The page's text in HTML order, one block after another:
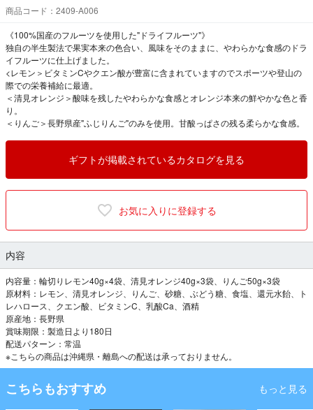
商品コード：2409-A006
《100%国産のフルーツを使用した"ドライフルーツ"》
独自の半生製法で果実本来の色合い、風味をそのままに、やわらかな食感のドラ
イフルーツに仕上げました。
<レモン＞ビタミンCやクエン酸が豊富に含まれていますのでスポーツや登山の
際での栄養補給に最適。
＜清見オレンジ＞酸味を残したやわらかな食感とオレンジ本来の鮮やかな色と香
り。
＜りんご＞長野県産"ふじりんご"のみを使用。甘酸っぱさの残る柔らかな食感。
ギフトが掲載されているカタログを見る
お気に入りに登録する
内容
内容量：輪切りレモン40g×4袋、清見オレンジ40g×3袋、りんご50g×3袋
原材料：レモン、清見オレンジ、りんご、砂糖、ぶどう糖、食塩、還元水飴、ト
レハロース、クエン酸、ビタミンC、乳酸Ca、酒精
原産地：長野県
賞味期限：製造日より180日
配送パターン：常温
※こちらの商品は沖縄県・離島への配送は承っておりません。
こちらもおすすめ もっと見る